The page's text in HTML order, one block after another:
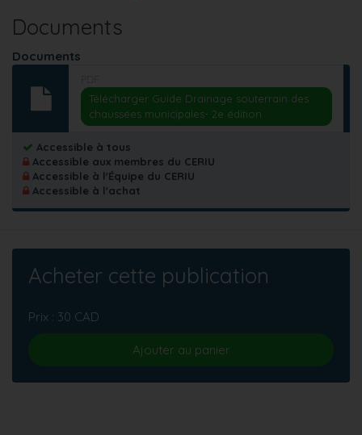
Documents
Documents
Télécharger Guide Drainage souterrain des
chaussées municipales- 2e édition
Accessible à tous
Accessible aux membres du CERIU
Accessible à l'Équipe du CERIU
Accessible à l'achat
Acheter cette publication
Prix : 30 CAD
Ajouter au panier